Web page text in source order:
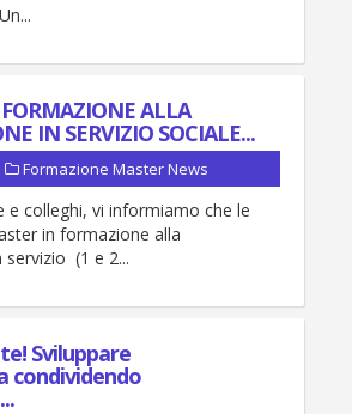
ALLA
IN SERVIZIO SOCIALE...
Formazione MasterNews
e colleghi, vi informiamo che le
in formazione alla
servizio (1 e 2...
Sviluppare
condividendo